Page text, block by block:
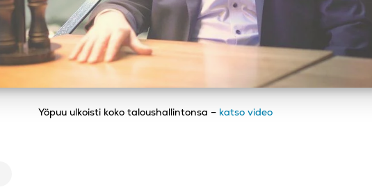
Yöpuu ulkoisti koko taloushallintonsa – katso video